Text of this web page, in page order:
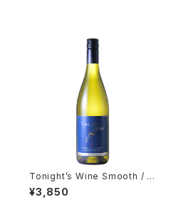
Tonight’s Wine Smooth / ト
ゥナイトワイン スムース
¥3,850